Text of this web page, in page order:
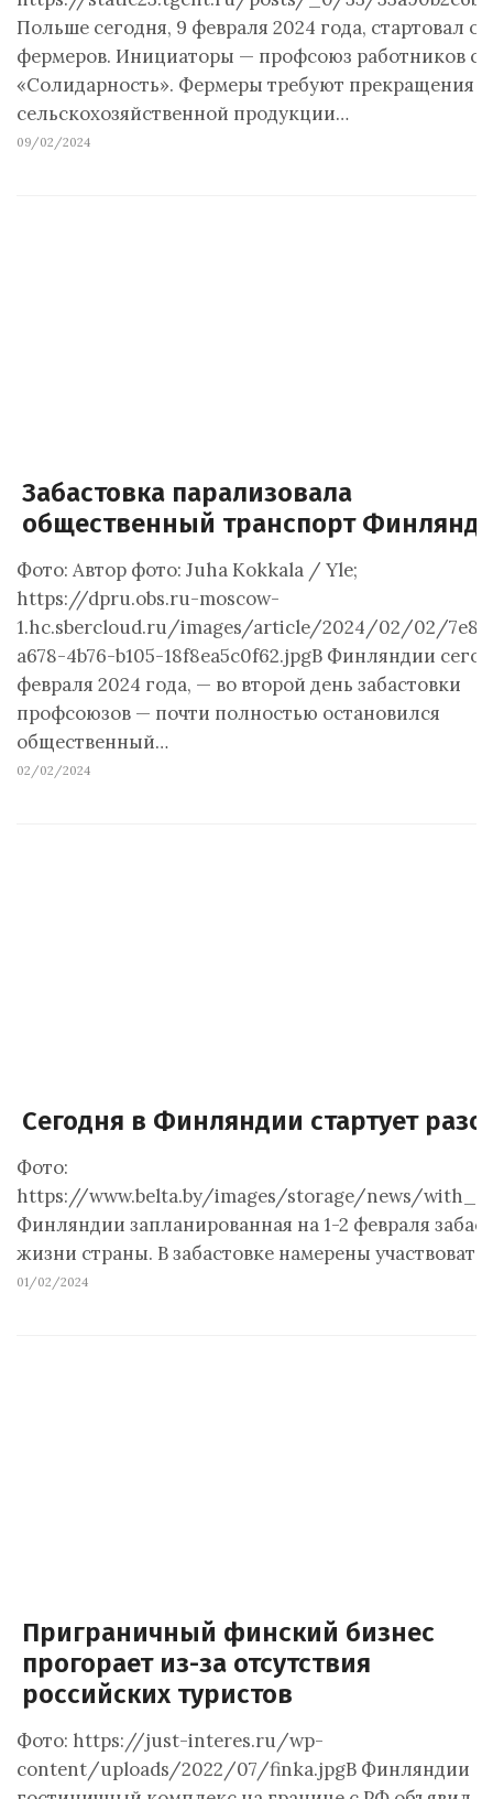
Польше сегодня, 9 февраля 2024 года, стартовал
фермеров. Инициаторы — профсоюз работников
«Солидарность». Фермеры требуют прекращения
сельскохозяйственной продукции…
09/02/2024
Забастовка парализовала
общественный транспорт
Фото: Автор фото: Juha Kokkala / Yle;
https://dpru.obs.ru-moscow-
1.hc.sbercloud.ru/images/article/2024/02/02/
a678-4b76-b105-18f8ea5c0f62.jpgВ Финляндии
февраля 2024 года, — во второй день забастовки
профсоюзов — почти полностью остановился
общественный…
02/02/2024
Сегодня в Финляндии стартует
Фото:
https://www.belta.by/images/storage/news/
Финляндии запланированная на 1-2 февраля
жизни страны. В забастовке намерены
01/02/2024
Приграничный финский бизнес
прогорает из-за отсутствия
российских туристов
Фото: https://just-interes.ru/wp-
content/uploads/2022/07/finka.jpgВ Финляндии